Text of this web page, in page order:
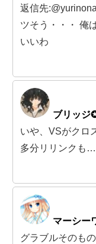
返信先
ツそう・・・ 俺
いいわ
ブリッ
いや、VSがクロ
多分リリンクも
マーシー
グラブルそのも